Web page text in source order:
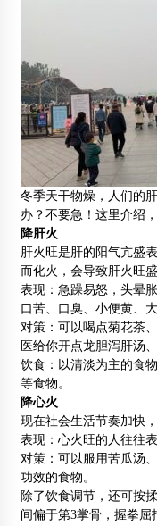
冬季天干物燥，人们的
办？不要急！这里介绍
降肝火
肝火旺是肝的阳气亢盛
而化火，会导致肝火旺盛
表现：急躁易怒，头晕
口苦、口臭、小便黄、大
对策：可以喝点菊花茶
医给你开点龙胆泻肝汤
饮食：以清淡为主的食
等食物。
降心火
现在社会生活节奏加快
表现：心火旺的人往往
对策：可以服用苦瓜汤
功效的食物。
除了饮食调节，还可按
间偏于第3掌骨，握拳屈